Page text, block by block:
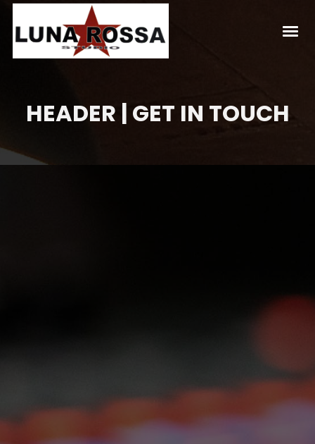
HEADER | GET IN TOUCH